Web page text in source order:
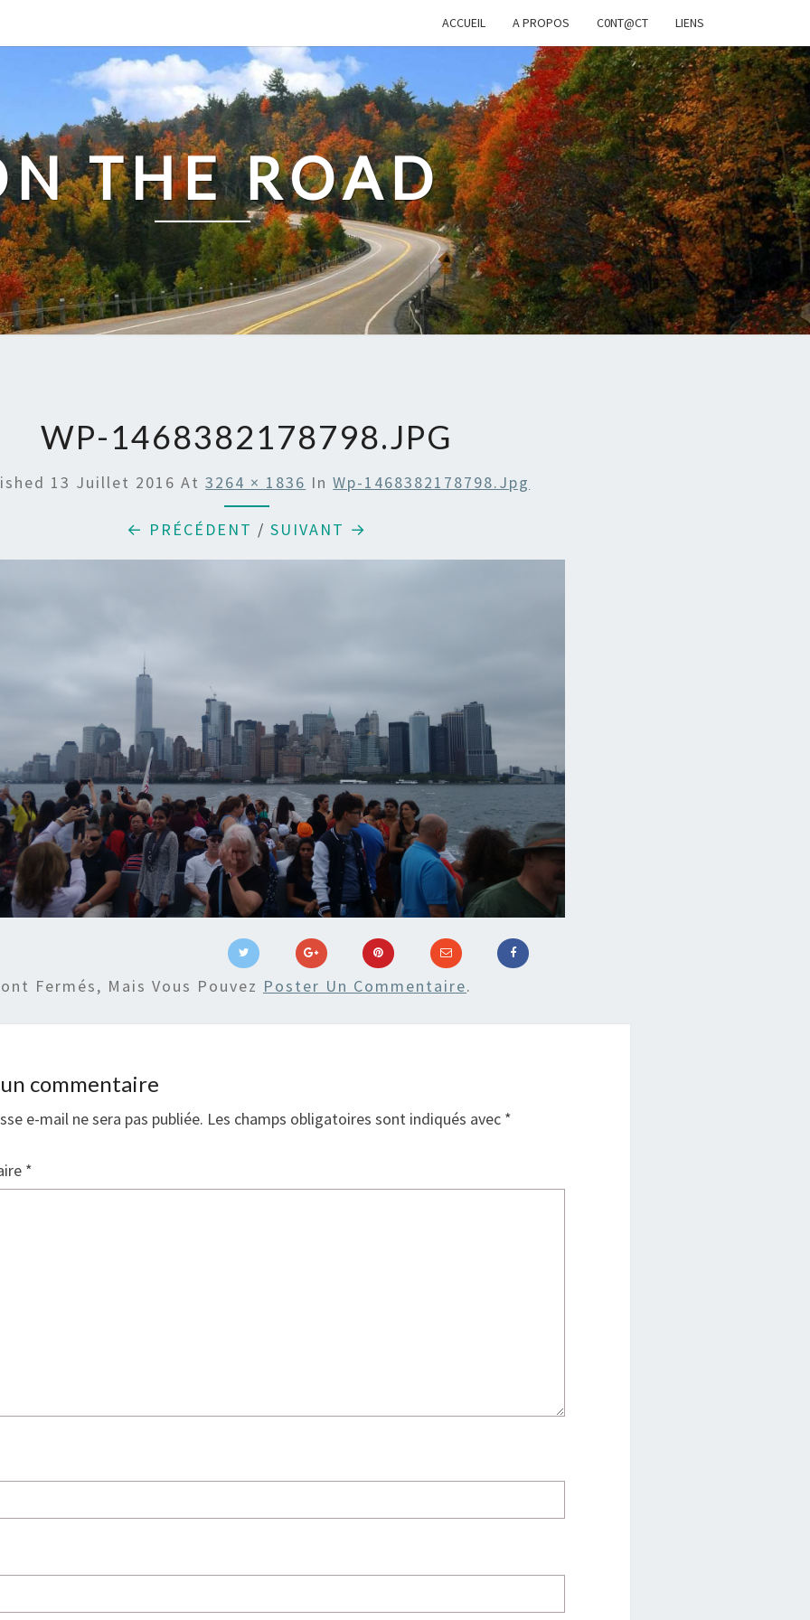
ACCUEIL A PROPOS C0NT@CT LIENS
THE ROAD
WP-1468382178798.JPG
13 Juillet 2016 At3264 × 1836 InWp-1468382178798.jpg
← PRÉCÉDENT / SUIVANT →
Fermés, Mais Vous Pouvez Poster Un Commentaire.
commentaire
e-mail ne sera pas publiée. Les champs obligatoires sont indiqués avec *
*